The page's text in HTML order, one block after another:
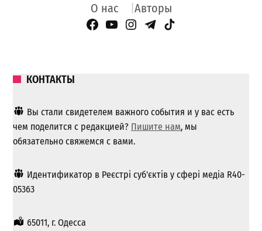
О нас Авторы
Facebook Page
YouTube
Instagram
Telegram
TikTok
КОНТАКТЫ
Вы стали свидетелем важного события и у вас есть
чем поделится с редакцией? Пишите нам, мы
обязательно свяжемся с вами.
Идентификатор в Реєстрі суб'єктів у сфері медіа R40-
05363
65011, г. Одесса